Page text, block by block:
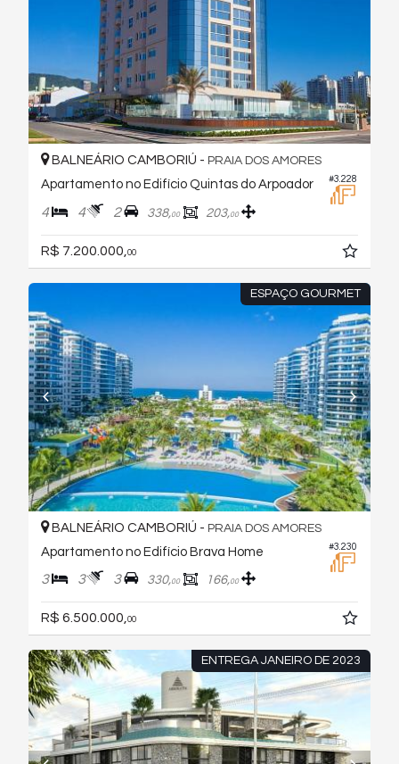
#3.228
BALNEÁRIO CAMBORIÚ - PRAIA DOS AMORES
Apartamento no Edifício Quintas do Arpoador
4 4 2 338,00 203,00
R$ 7.200.000, 00
ESPAÇO GOURMET
#3.230
BALNEÁRIO CAMBORIÚ - PRAIA DOS AMORES
Apartamento no Edifício Brava Home
3 3 3 330,00 166,00
R$ 6.500.000,00
ENTREGA JANEIRO DE 2023